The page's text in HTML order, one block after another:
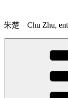
content
朱楚 – Chu Zhu,